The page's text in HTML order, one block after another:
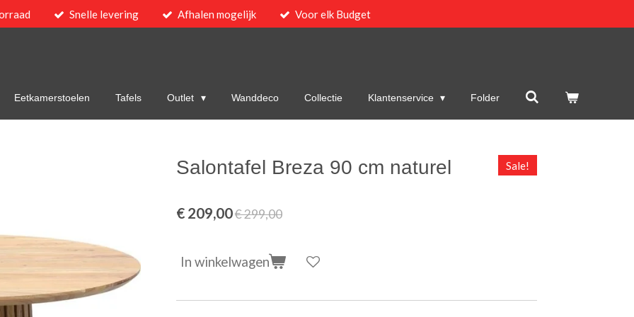
Snelle levering Afhalen mogelijk Voor elk Budget
Eetkamerstoelen Tafels Outlet Wanddeco Collectie Klantenservice Folder
Salontafel Breza 90 cm naturel Sale!
€ 209,00€ 299,00
In winkelwagen